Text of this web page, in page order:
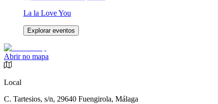
La la Love You
Explorar eventos
Abrir no mapa
Local
C. Tartesios, s/n, 29640 Fuengirola, Málaga